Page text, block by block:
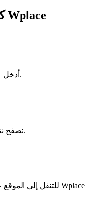
كيفية استخدام بحث عنوان Wplace
أدخل عنوانًا أو مدينة أو معلمًا في مربع البحث.
تصفح نتائج البحث للعثور على الموقع المرغوب.